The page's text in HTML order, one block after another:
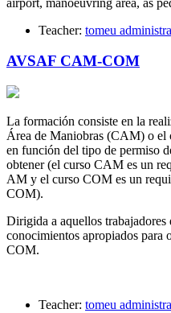
Teacher: tomeu
AVSAF CAM-COM
La formación consiste en la
Área de Maniobras (CAM) o el
en función del tipo de permiso
obtener (el curso CAM es un
AM y el curso COM es un
COM).
Dirigida a aquellos trabajadores
conocimientos apropiados
COM.
Teacher: tomeu